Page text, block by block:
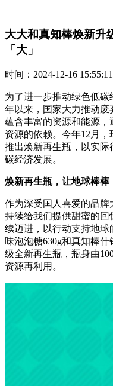
大大和真知棒焕新升
「大」
时间：2024-12-16
为了进一步推动绿色低
年以来，国家大力推动
蕴含丰富的资源和能源
资源的依赖。今年12月
推出焕新再生瓶，以实
碳经济发展。
焕新再生瓶，让地球棒棒
作为深受国人喜爱的品牌
持续给我们提供甜蜜的
续迈进，以行动支持地
味泡泡糖630g和真知棒
级全新再生瓶，瓶身由
资源再利用。